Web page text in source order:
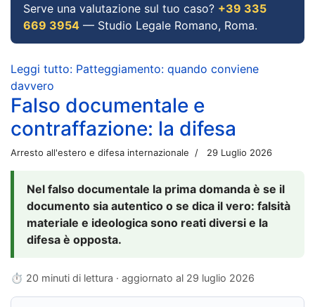
Serve una valutazione sul tuo caso? +39 335
669 3954 — Studio Legale Romano, Roma.
Leggi tutto: Patteggiamento: quando conviene
davvero
Falso documentale e
contraffazione: la difesa
Arresto all'estero e difesa internazionale 29 Luglio 2026
Nel falso documentale la prima domanda è se il
documento sia autentico o se dica il vero: falsità
materiale e ideologica sono reati diversi e la
difesa è opposta.
⏱ 20 minuti di lettura · aggiornato al 29 luglio 2026